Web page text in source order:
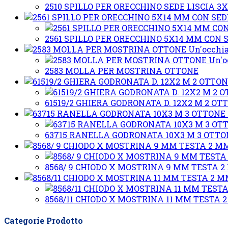
2510 SPILLO PER ORECCHINO SEDE LISCIA
2561 SPILLO PER ORECCHINO 5X14 MM CON
2583 MOLLA PER MOSTRINA OTTONE
61519/2 GHIERA GODRONATA D. 12X2 M 2
63715 RANELLA GODRONATA 10X3 M 3
8568/ 9 CHIODO X MOSTRINA 9 MM TESTA
8568/11 CHIODO X MOSTRINA 11 MM TESTA
Categorie Prodotto